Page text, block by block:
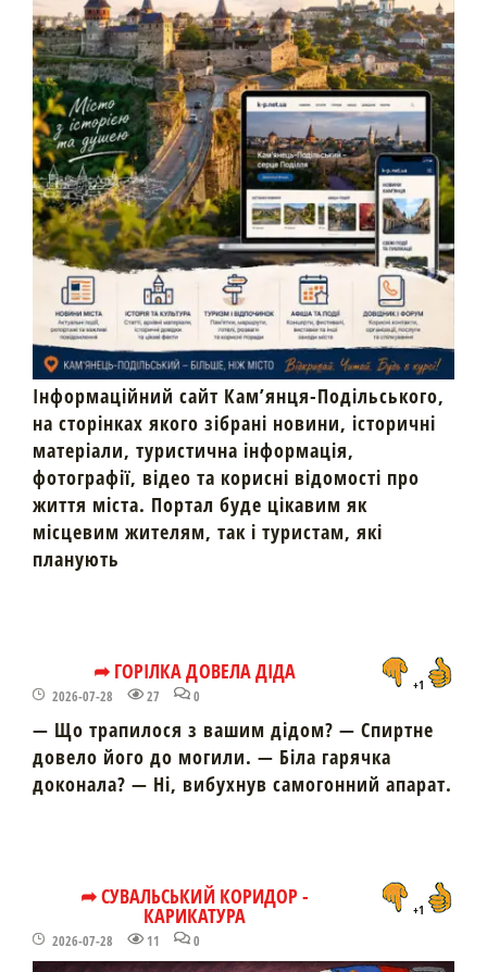
Інформаційний сайт Кам’янця-Подільського,
на сторінках якого зібрані новини, історичні
матеріали, туристична інформація,
фотографії, відео та корисні відомості про
життя міста. Портал буде цікавим як
місцевим жителям, так і туристам, які
планують
➦ ГОРІЛКА ДОВЕЛА ДІДА
2026-07-28 27 0
+1
— Що трапилося з вашим дідом? — Спиртне
довело його до могили. — Біла гарячка
доконала? — Ні, вибухнув самогонний апарат.
➦ СУВАЛЬСЬКИЙ КОРИДОР -
КАРИКАТУРА
2026-07-28 11 0
+1